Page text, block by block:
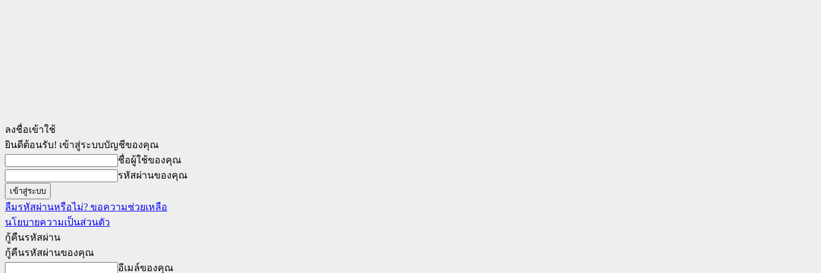
ลงชื่อเข้าใช้
ยินดีต้อนรับ! เข้าสู่ระบบบัญชีของคุณ
ชื่อผู้ใช้ของคุณ
รหัสผ่านของคุณ
ลืมรหัสผ่านหรือไม่? ขอความช่วยเหลือ
นโยบายความเป็นส่วนตัว
กู้คืนรหัสผ่าน
กู้คืนรหัสผ่านของคุณ
อีเมล์ของคุณ